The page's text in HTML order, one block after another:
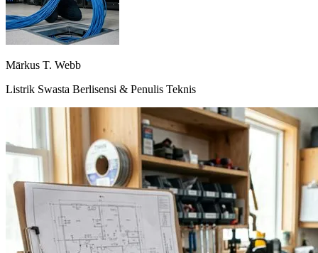
Mārkus T. Web​b
Listrik Swasta Berlisensi & Penulis Teknis